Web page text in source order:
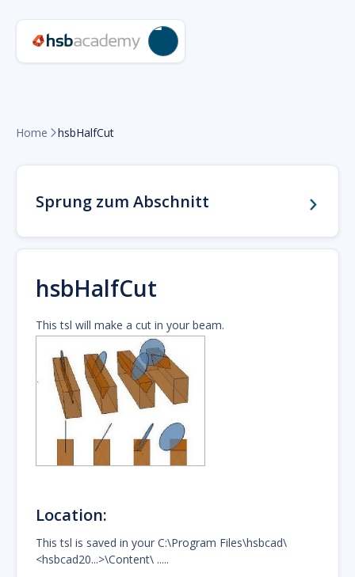
Home hsbHalfCut
Sprung zum Abschnitt
hsbHalfCut
This tsl will make a cut in your beam.
Location:
This tsl is saved in your C:\Program Files\hsbcad\
<hsbcad20...>\Content\ .....